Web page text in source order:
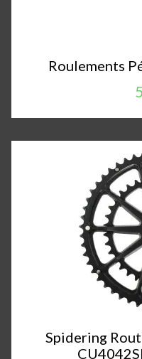
Roulements
Spidering